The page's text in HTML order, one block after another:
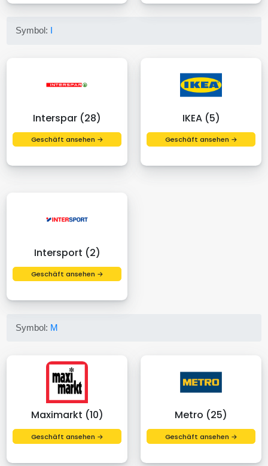
Symbol: I
Interspar (28)
Geschäft ansehen →
IKEA (5)
Geschäft ansehen →
Intersport (2)
Geschäft ansehen →
Symbol: M
Maximarkt (10)
Geschäft ansehen →
Metro (25)
Geschäft ansehen →